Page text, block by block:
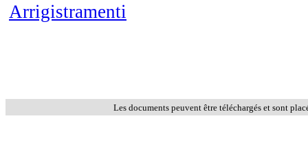
Arrigistramenti
Les documents peuvent être téléchargés et sont